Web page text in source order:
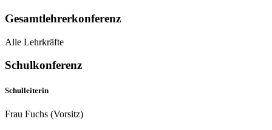
Gesamtlehrerkonferenz
Alle Lehrkräfte
Schulkonferenz
Schulleiterin
Frau Fuchs (Vorsitz)